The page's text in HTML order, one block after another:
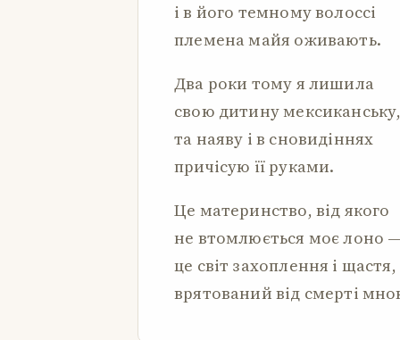
і в його темному волоссі
племена майя оживають.
Два роки тому я лишила
свою дитину мексиканську,
та наяву і в сновидіннях
причісую її руками.
Це материнство, від якого
не втомлюється моє лоно —
це світ захоплення і щастя,
врятований від смерті